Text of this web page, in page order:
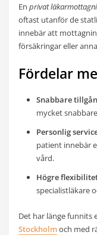
Enprivat
oftast utanför de
innebär att
försäkringar eller
Fördelar
Snabbare
mycket
Personlig
patient innebär
vård.
Högre
specialistläkare
Det har länge funnits
Stockholmoch med